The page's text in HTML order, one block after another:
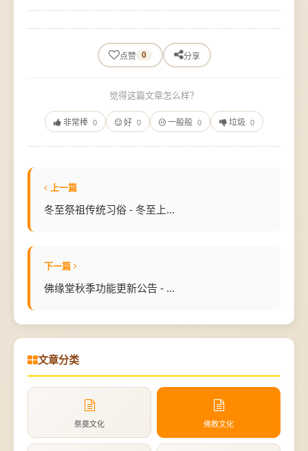
点赞 0 分享
觉得这篇文章怎么样？
非常棒 0 好 0 一般般 0 垃圾 0
上一篇
冬至祭祖传统习俗 - 冬至上...
下一篇
佛缘堂秋季功能更新公告 - ...
文章分类
祭奠文化 佛教文化